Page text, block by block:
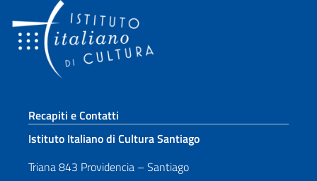
Sezione footer
Recapiti e Contatti
Istituto Italiano di Cultura Santiago
Triana 843 Providencia – Santiago